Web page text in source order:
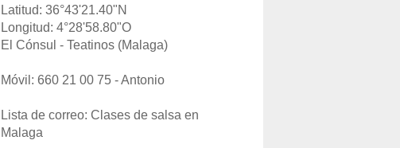
Latitud: 36°43'21.40"N
Longitud: 4°28'58.80"O
El Cónsul - Teatinos (Malaga)
Móvil: 660 21 00 75 - Antonio
Lista de correo: Clases de salsa en
Malaga